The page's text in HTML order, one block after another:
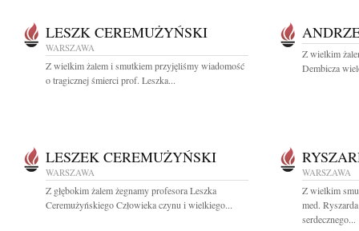
LESZK CEREMUŻYŃSKI
WARSZAWA
Z wielkim żalem i smutkiem przyjęliśmy wiadomość
o tragicznej śmierci prof. Leszka...
Z wielkim
Dembicza
LESZEK CEREMUŻYŃSKI
WARSZAWA
Z głębokim żalem żegnamy profesora Leszka
Ceremużyńskiego Człowieka czynu i wielkiego...
WARSZAWA
Z wielkim
med.
serdecznego...